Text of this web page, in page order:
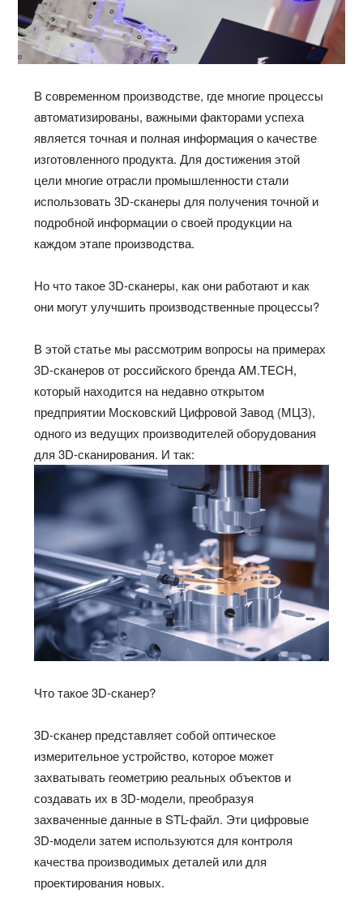
В современном производстве, где многие процессы
автоматизированы, важными факторами успеха
является точная и полная информация о качестве
изготовленного продукта. Для достижения этой
цели многие отрасли промышленности стали
использовать 3D-сканеры для получения точной и
подробной информации о своей продукции на
каждом этапе производства.
Но что такое 3D-сканеры, как они работают и как
они могут улучшить производственные процессы?
В этой статье мы рассмотрим вопросы на примерах
3D-сканеров от российского бренда AM.TECH,
который находится на недавно открытом
предприятии Московский Цифровой Завод (МЦЗ),
одного из ведущих производителей оборудования
для 3D-сканирования. И так:
Что такое 3D-сканер?
3D-сканер представляет собой оптическое
измерительное устройство, которое может
захватывать геометрию реальных объектов и
создавать их в 3D-модели, преобразуя
захваченные данные в STL-файл. Эти цифровые
3D-модели затем используются для контроля
качества производимых деталей или для
проектирования новых.